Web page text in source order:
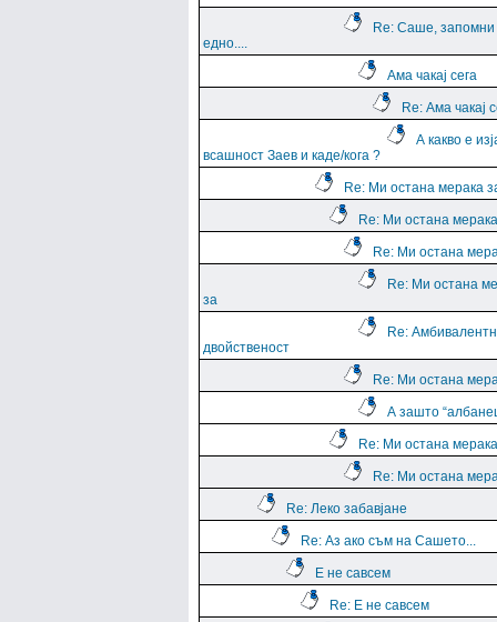
Re: Саше, запомни
едно....
Ама чакај сега
Re: Ама чакај
А какво е
всашност Заев и каде/кога ?
Re: Ми остана мерака
Re: Ми остана
Re: Ми остана
Re: Ми остана
за
Re:
двойственост
Re: Ми остана
А зашто
Re: Ми остана
Re: Ми остана
Re: Леко забавјане
Re: Аз ако съм на Сашето...
Е не савсем
Re: Е не савсем